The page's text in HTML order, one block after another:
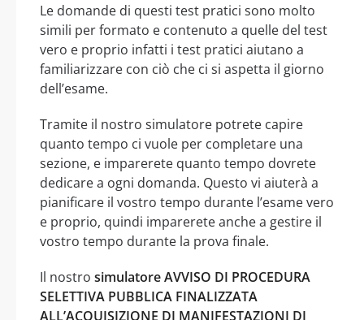
Le domande di questi test pratici sono molto
simili per formato e contenuto a quelle del test
vero e proprio infatti i test pratici aiutano a
familiarizzare con ciò che ci si aspetta il giorno
dell’esame.
Tramite il nostro simulatore potrete capire
quanto tempo ci vuole per completare una
sezione, e imparerete quanto tempo dovrete
dedicare a ogni domanda. Questo vi aiuterà a
pianificare il vostro tempo durante l’esame vero
e proprio, quindi imparerete anche a gestire il
vostro tempo durante la prova finale.
Il nostro simulatore AVVISO DI PROCEDURA
SELETTIVA PUBBLICA FINALIZZATA
ALL’ACQUISIZIONE DI MANIFESTAZIONI DI